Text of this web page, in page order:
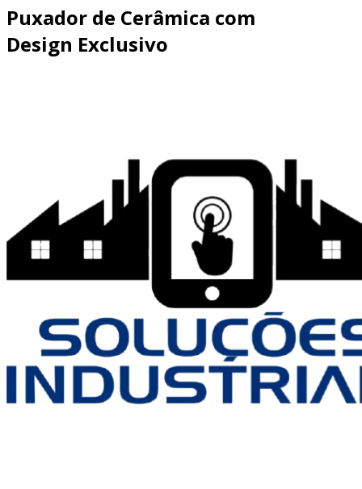
Puxador de Cerâmica com
Design Exclusivo